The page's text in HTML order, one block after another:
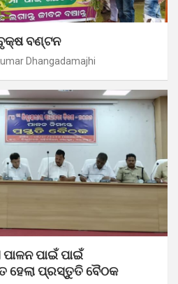
ବୃକ୍ଷ ବଣ୍ଟନ
Dhangadamajhi
ପାଳନ ପାଇଁ ପାଇଁ
ହେଲା ପ୍ରସ୍ତୁତି ବୈଠକ